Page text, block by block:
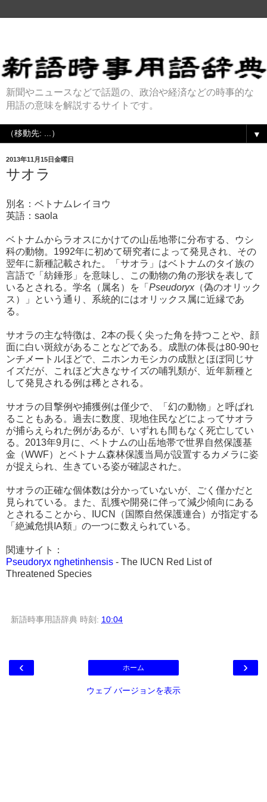
新聞やニュースなどで話題の、政治や経済などの時事的な
用語の意味を解説するサイトです。
▼
2013年11月15日金曜日
サオラ
別名：ベトナムレイヨウ
英語：saola
ベトナムからラオスにかけての山岳地帯に分布する、ウシ
科の動物。1992年に初めて研究者によって発見され、その
翌年に新種記載された。「サオラ」はベトナムのタイ族の
言語で「紡錘形」を意味し、この動物の角の形状を表して
いるとされる。学名（属名）を「 Pseudoryx（偽のオリック
ス）」という通り、系統的にはオリックス属に近縁であ
る。
サオラの主な特徴は、2本の長く尖った角を持つことや、顔
面に白い斑紋があることなどである。成獣の体長は80-90セ
ンチメートルほどで、ニホンカモシカの成獣とほぼ同じサ
イズだが、これほど大きなサイズの哺乳類が、近年新種と
して発見される例は稀とされる。
サオラの目撃例や捕獲例は僅少で、「幻の動物」と呼ばれ
ることもある。過去に数度、現地住民などによってサオラ
が捕らえられた例があるが、いずれも間もなく死亡してい
る。2013年9月に、ベトナムの山岳地帯で世界自然保護基
金（WWF）とベトナム森林保護当局が設置するカメラに姿
が捉えられ、生きている姿が確認された。
サオラの正確な個体数は分かっていないが、ごく僅かだと
見られている。また、乱獲や開発に伴って減少傾向にある
とされることから、IUCN（国際自然保護連合）が指定する
「絶滅危惧IA類」の一つに数えられている。
関連サイト：
Pseudoryx nghetinhensis - The IUCN Red List of
Threatened Species
新語時事用語辞典 時刻: 10:04
‹ ›
ホーム
ウェブ バージョンを表示